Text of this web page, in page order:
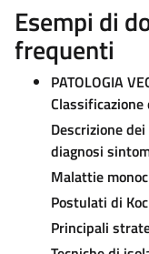
Esempi di
frequenti
PATOLOGIA
Descrizione
diagnosi
Malattie
Postulati di
Principali